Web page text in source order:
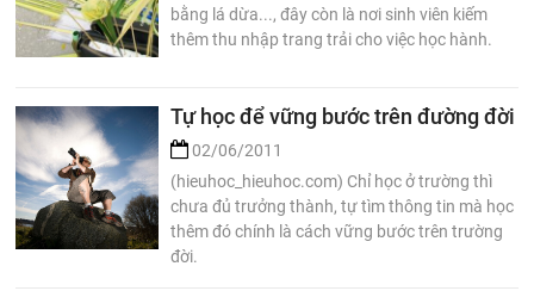
bằng lá dừa..., đây còn là nơi sinh viên kiếm
thêm thu nhập trang trải cho việc học hành.
Tự học để vững bước trên đường đời
02/06/2011
(hieuhoc_hieuhoc.com) Chỉ học ở trường thì
chưa đủ trưởng thành, tự tìm thông tin mà học
thêm đó chính là cách vững bước trên trường
đời.